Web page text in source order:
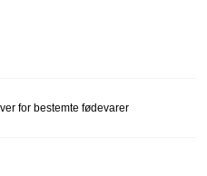
for bestemte fødevarer